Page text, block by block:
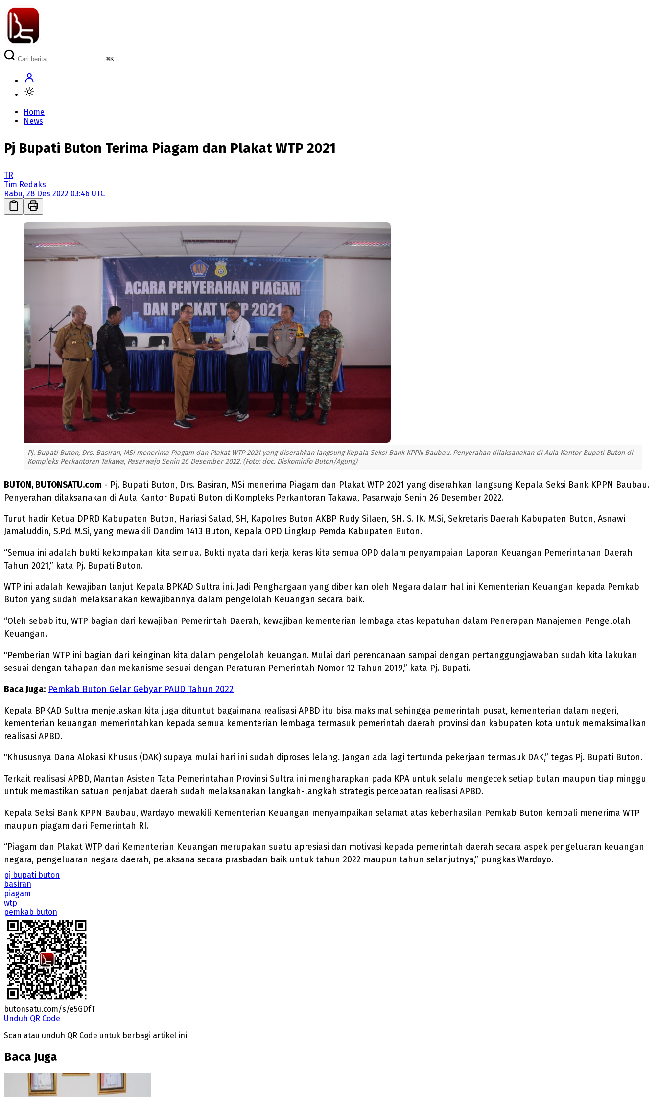
⌘K
Home
News
Pj Bupati Buton Terima Piagam dan Plakat WTP 2021
TR
Tim Redaksi
Rabu, 28 Des 2022 03:46 UTC
Pj. Bupati Buton, Drs. Basiran, MSi menerima Piagam dan Plakat WTP 2021 yang diserahkan langsung Kepala Seksi Bank KPPN Baubau. Penyerahan dilaksanakan di Aula Kantor Bupati Buton di
Kompleks Perkantoran Takawa, Pasarwajo Senin 26 Desember 2022. (Foto: doc. Diskominfo Buton/Agung)
BUTON, BUTONSATU.com - Pj. Bupati Buton, Drs. Basiran, MSi menerima Piagam dan Plakat WTP 2021 yang diserahkan langsung Kepala Seksi Bank KPPN Baubau.
Penyerahan dilaksanakan di Aula Kantor Bupati Buton di Kompleks Perkantoran Takawa, Pasarwajo Senin 26 Desember 2022.
Turut hadir Ketua DPRD Kabupaten Buton, Hariasi Salad, SH, Kapolres Buton AKBP Rudy Silaen, SH. S. IK. M.Si, Sekretaris Daerah Kabupaten Buton, Asnawi
Jamaluddin, S.Pd. M.Si, yang mewakili Dandim 1413 Buton, Kepala OPD Lingkup Pemda Kabupaten Buton.
“Semua ini adalah bukti kekompakan kita semua. Bukti nyata dari kerja keras kita semua OPD dalam penyampaian Laporan Keuangan Pemerintahan Daerah
Tahun 2021,” kata Pj. Bupati Buton.
WTP ini adalah Kewajiban lanjut Kepala BPKAD Sultra ini. Jadi Penghargaan yang diberikan oleh Negara dalam hal ini Kementerian Keuangan kepada Pemkab
Buton yang sudah melaksanakan kewajibannya dalam pengelolah Keuangan secara baik.
“Oleh sebab itu, WTP bagian dari kewajiban Pemerintah Daerah, kewajiban kementerian lembaga atas kepatuhan dalam Penerapan Manajemen Pengelolah
Keuangan.
"Pemberian WTP ini bagian dari keinginan kita dalam pengelolah keuangan. Mulai dari perencanaan sampai dengan pertanggungjawaban sudah kita lakukan
sesuai dengan tahapan dan mekanisme sesuai dengan Peraturan Pemerintah Nomor 12 Tahun 2019,” kata Pj. Bupati.
Baca Juga: Pemkab Buton Gelar Gebyar PAUD Tahun 2022
Kepala BPKAD Sultra menjelaskan kita juga dituntut bagaimana realisasi APBD itu bisa maksimal sehingga pemerintah pusat, kementerian dalam negeri,
kementerian keuangan memerintahkan kepada semua kementerian lembaga termasuk pemerintah daerah provinsi dan kabupaten kota untuk memaksimalkan
realisasi APBD.
"Khususnya Dana Alokasi Khusus (DAK) supaya mulai hari ini sudah diproses lelang. Jangan ada lagi tertunda pekerjaan termasuk DAK,” tegas Pj. Bupati Buton.
Terkait realisasi APBD, Mantan Asisten Tata Pemerintahan Provinsi Sultra ini mengharapkan pada KPA untuk selalu mengecek setiap bulan maupun tiap minggu
untuk memastikan satuan penjabat daerah sudah melaksanakan langkah-langkah strategis percepatan realisasi APBD.
Kepala Seksi Bank KPPN Baubau, Wardayo mewakili Kementerian Keuangan menyampaikan selamat atas keberhasilan Pemkab Buton kembali menerima WTP
maupun piagam dari Pemerintah RI.
“Piagam dan Plakat WTP dari Kementerian Keuangan merupakan suatu apresiasi dan motivasi kepada pemerintah daerah secara aspek pengeluaran keuangan
negara, pengeluaran negara daerah, pelaksana secara prasbadan baik untuk tahun 2022 maupun tahun selanjutnya,” pungkas Wardoyo.
pj bupati buton
basiran
piagam
wtp
pemkab buton
butonsatu.com/s/e5GDfT
Unduh QR Code
Scan atau unduh QR Code untuk berbagi artikel ini
Baca Juga